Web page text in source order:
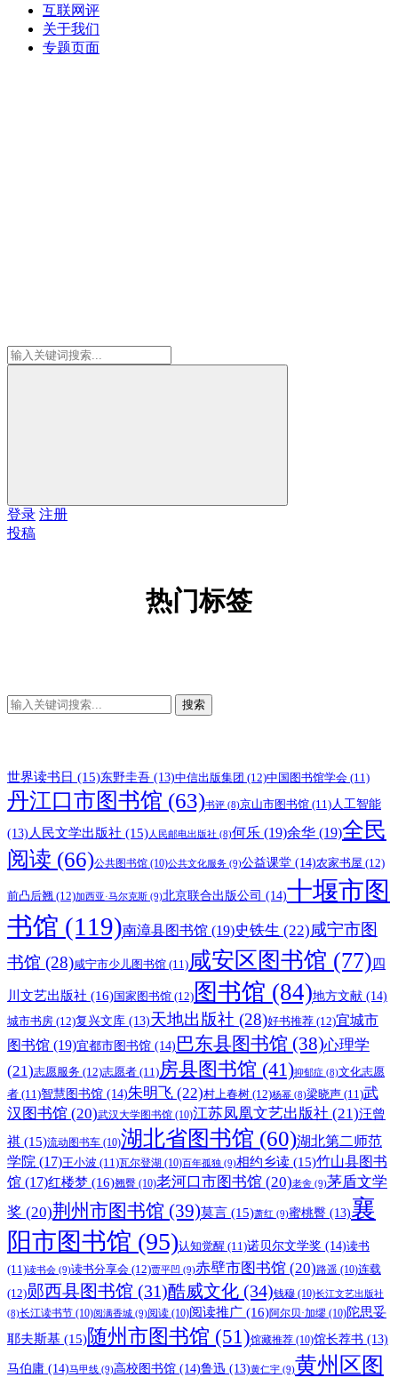
互联网评
关于我们
专题页面
登录 注册
投稿
热门标签
搜索
世界读书日 (15)东野圭吾 (13)中信出版集团 (12)中国图书馆学会 (11)
丹江口市图书馆 (63)书评 (8)京山市图书馆 (11) 人工智能
(13) 人民文学出版社 (15) 人民邮电出版社 (8)何乐 (19)余华 (19)全民
阅读 (66)公共图书馆 (10)公共文化服务 (9)公益课堂 (14)农家书屋 (12)
前凸后翘 (12)加西亚·马尔克斯 (9)北京联合出版公司 (14)十堰市图
书馆 (119)南漳县图书馆 (19)史铁生 (22)咸宁市图
书馆 (28)咸宁市少儿图书馆 (11) 咸安区图书馆 (77)四
川文艺出版社 (16)国家图书馆 (12) 图书馆 (84)地方文献 (14)
城市书房 (12)复兴文库 (13)天地出版社 (28)好书推荐 (12)宜城市
图书馆 (19)宜都市图书馆 (14)巴东县图书馆 (38)心理学
(21)志愿服务 (12)志愿者 (11) 房县图书馆 (41)抑郁症 (8)文化志愿
者 (11)智慧图书馆 (14)朱明飞 (22)村上春树 (12)杨幂 (8)梁晓声 (11)武
汉图书馆 (20)武汉大学图书馆 (10)江苏凤凰文艺出版社 (21)汪曾
祺 (15)流动图书车 (10)湖北省图书馆 (60)湖北第二师范
学院 (17)王小波 (11)瓦尔登湖 (10)百年孤独 (9)相约乡读 (15)竹山县图书
馆 (17)红楼梦 (16)翘臀 (10)老河口市图书馆 (20)老舍 (9)茅盾文学
奖 (20)荆州市图书馆 (39)莫言 (15)萧红 (9)蜜桃臀 (13)襄
阳市图书馆 (95)认知觉醒 (11)诺贝尔文学奖 (14)读书
(11)读书会 (9)读书分享会 (12)贾平凹 (9)赤壁市图书馆 (20)路遥 (10)连载
(12)郧西县图书馆 (31)酷威文化 (34)钱穆 (10)长江文艺出版社
(8)长江读书节 (10)阅满香城 (9)阅读 (10)阅读推广 (16)阿尔贝·加缪 (10)陀思妥
耶夫斯基 (15)随州市图书馆 (51)馆藏推荐 (10)馆长荐书 (13)
马伯庸 (14)马甲线 (9)高校图书馆 (14)鲁迅 (13)黄仁宇 (9)黄州区图